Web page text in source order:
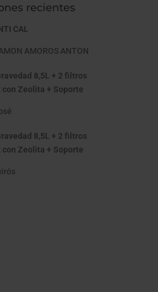
recientes
CAL
AMOROS ANTON
8,5L + 2 filtros
con Zeolita + Soporte
8,5L + 2 filtros
con Zeolita + Soporte